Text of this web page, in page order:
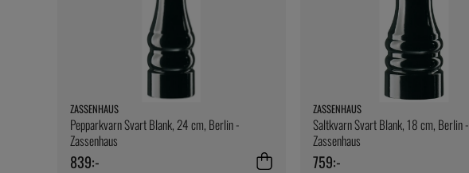
ZASSENHAUS
Pepparkvarn Svart Blank, 24 cm, Berlin -
Zassenhaus
839:-
ZASSENHAUS
Saltkvarn Svart Blank, 18 cm, Berlin -
Zassenhaus
759:-